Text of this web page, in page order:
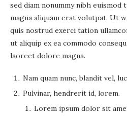
sed diam nonummy nibh
magna aliquam erat volutpat. Ut
quis nostrud exerci tation
ut aliquip ex ea commodo
laoreet dolore magna.
Nam quam nunc, blandit vel,
Pulvinar, hendrerit id, lorem.
Lorem ipsum dolor sit